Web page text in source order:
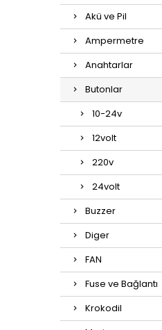
Akü ve Pil
Ampermetre
Anahtarlar
Butonlar
10-24v
12volt
220v
24volt
Buzzer
Diger
FAN
Fuse ve Bağlantı
Krokodil